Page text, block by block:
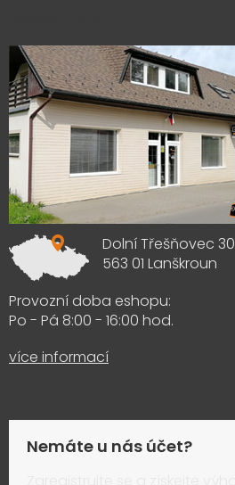
Dolní Třešňovec 30
563 01 Lanškroun
Provozní doba eshopu:
Po - Pá 8:00 - 16:00 hod.
více informací
Nemáte u nás účet?